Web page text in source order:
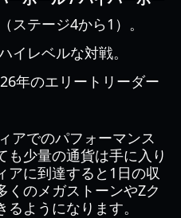
ステージ4から1）。
イレベルな対戦。
年のエリートリーダー
アでのパフォーマンス
も少量の通貨は手に入り
アに到達すると1日の収
くのメガストーンやZク
ようになります。